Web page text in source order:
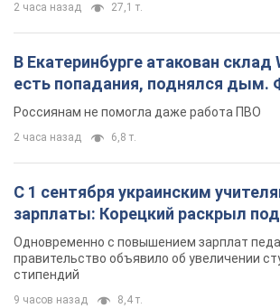
2 часа назад 27,1 т.
В Екатеринбурге атакован склад
есть попадания, поднялся дым.
Россиянам не помогла даже работа ПВО
2 часа назад 6,8 т.
С 1 сентября украинским
зарплаты: Корецкий раскрыл
Одновременно с повышением зарплат
правительство объявило об увеличении
стипендий
9 часов назад 8,4 т.